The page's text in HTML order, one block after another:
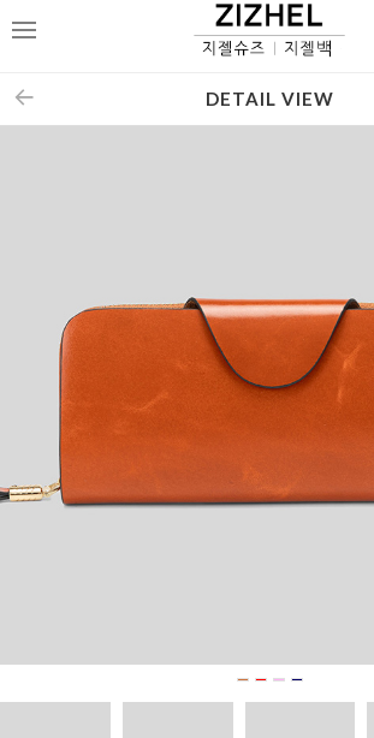
메
DETAIL VIEW